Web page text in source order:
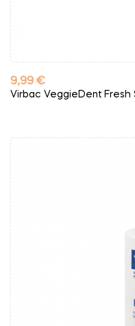
Kaina
9,99 €
Virbac VeggieDent Fresh